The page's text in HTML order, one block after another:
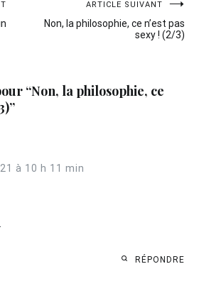
ARTICLE SUIVANT
Non, la philosophie, ce n’est pas
sexy ! (2/3)
“Non, la philosophie, ce
”
à 10 h 11 min
RÉPONDRE